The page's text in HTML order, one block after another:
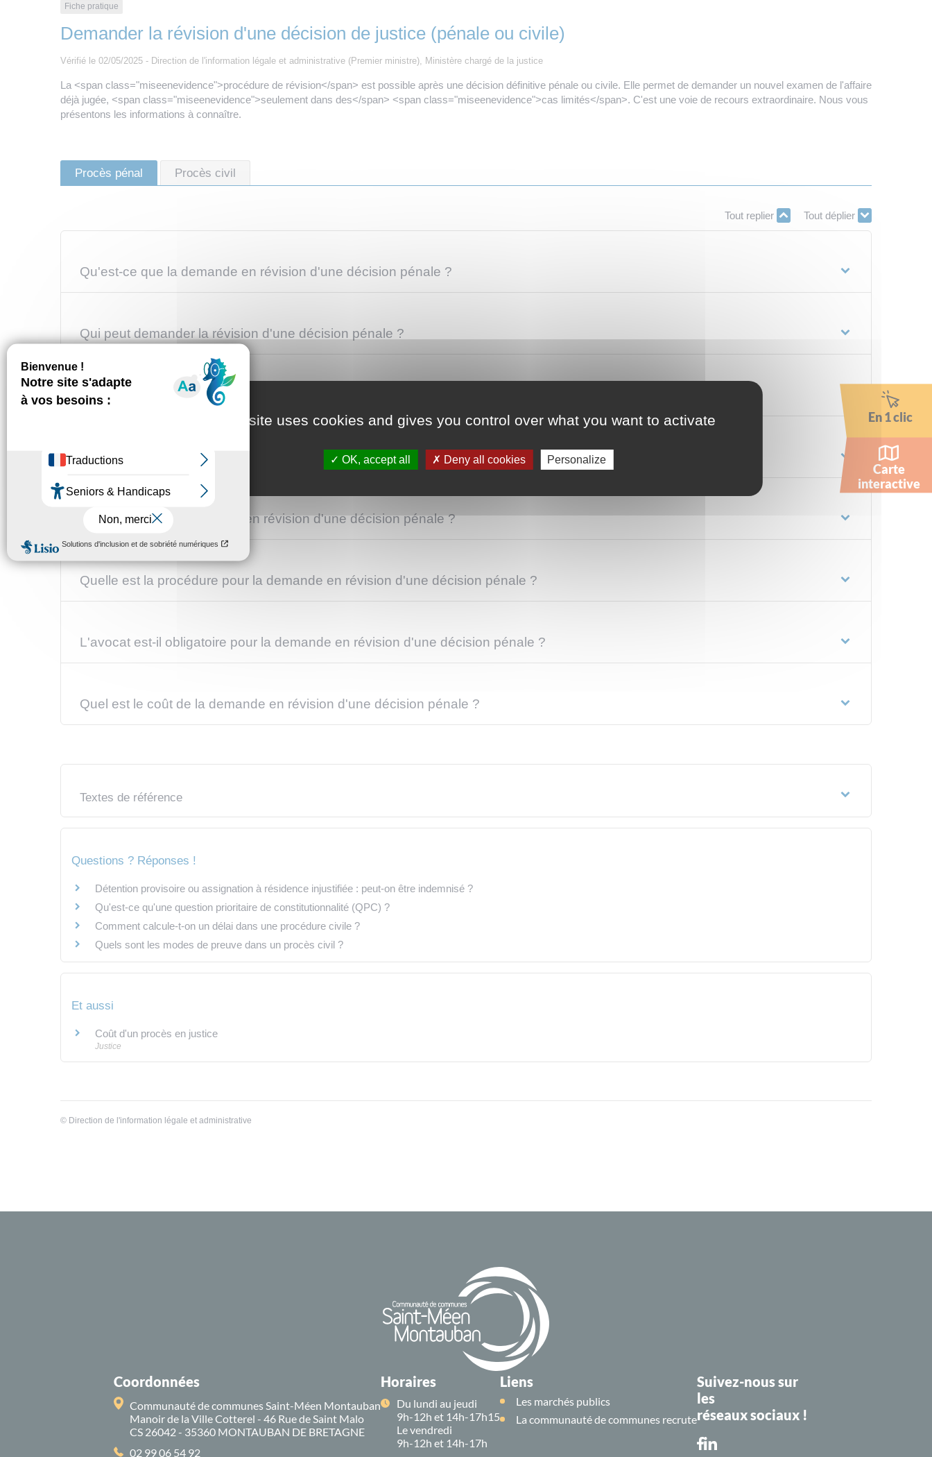
Fiche pratique
Demander la révision d'une décision de justice (pénale ou civile)
Vérifié le 02/05/2025 - Direction de l'information légale et administrative (Premier ministre), Ministère chargé de la justice
La <span class="miseenevidence">procédure de révision</span> est possible après une décision définitive pénale ou civile. Elle permet de demander un nouvel examen de l'affaire
déjà jugée, <span class="miseenevidence">seulement dans des</span> <span class="miseenevidence">cas limités</span>. C'est une voie de recours extraordinaire. Nous vous
présentons les informations à connaître.
Procès pénal Procès civil
Tout replier Tout déplier
Qu'est-ce que la demande en révision d'une décision pénale ?
Qui peut demander la révision d'une décision pénale ?
Quelles sont les conditions pour demander la révision d'une décision pénale ?
Quel est le délai pour demander la révision d'une décision pénale ?
Comment faire la demande en révision d'une décision pénale ?
Quelle est la procédure pour la demande en révision d'une décision pénale ?
L'avocat est-il obligatoire pour la demande en révision d'une décision pénale ?
Quel est le coût de la demande en révision d'une décision pénale ?
Textes de référence
Questions ? Réponses !
Détention provisoire ou assignation à résidence injustifiée : peut-on être indemnisé ?
Qu'est-ce qu'une question prioritaire de constitutionnalité (QPC) ?
Comment calcule-t-on un délai dans une procédure civile ?
Quels sont les modes de preuve dans un procès civil ?
Et aussi
Coût d'un procès en justice
Justice
© Direction de l'information légale et administrative
En 1 clic
Carte
interactive
Coordonnées
Communauté de communes Saint-Méen Montauban
Manoir de la Ville Cotterel - 46 Rue de Saint Malo
CS 26042 - 35360 MONTAUBAN DE BRETAGNE
02 99 06 54 92
Horaires
Du lundi au jeudi
9h-12h et 14h-17h15
Le vendredi
9h-12h et 14h-17h
Liens
Les marchés publics
La communauté de communes recrute
Suivez-nous sur
les
réseaux sociaux !
This site uses cookies and gives you control over what you want to activate
OK, accept all Deny all cookies Personalize